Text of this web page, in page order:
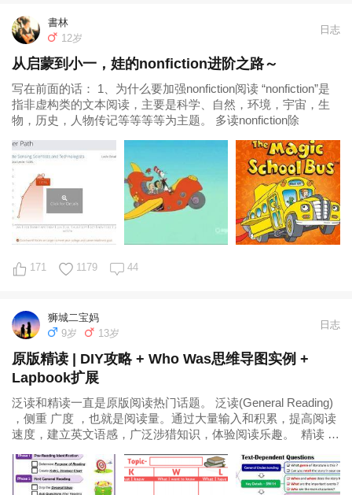
書林
12岁
日志
从启蒙到小一，娃的nonfiction进阶之路～
写在前面的话： 1、为什么要加强nonfiction阅读 “nonfiction”是
指非虚构类的文本阅读，主要是科学、自然，环境，宇宙，生
物，历史，人物传记等等等等为主题。 多读nonfiction除
171 1179 44
狮城二宝妈
9岁
13岁
日志
原版精读 | DIY攻略 + Who Was思维导图实例 +
Lapbook扩展
泛读和精读一直是原版阅读热门话题。 泛读(General Reading)
，侧重 广度 ，也就是阅读量。通过大量输入和积累，提高阅读
速度，建立英文语感，广泛涉猎知识，体验阅读乐趣。 精读 ，